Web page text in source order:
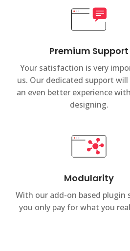
Premium Support
Your satisfaction is very
us. Our dedicated support will
an even better experience
designing.
Modularity
With our add-on based plugin
you only pay for what you